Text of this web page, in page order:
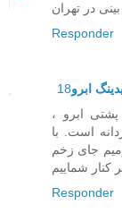
در تهران
Responder
ابرو
ابرو ،
است. با
جای زخم
Responder